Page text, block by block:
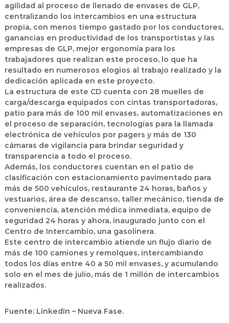
agilidad al proceso de llenado de envases de GLP,
centralizando los intercambios en una estructura
propia, con menos tiempo gastado por los conductores,
ganancias en productividad de los transportistas y las
empresas de GLP, mejor ergonomía para los
trabajadores que realizan este proceso, lo que ha
resultado en numerosos elogios al trabajo realizado y la
dedicación aplicada en este proyecto.
La estructura de este CD cuenta con 28 muelles de
carga/descarga equipados con cintas transportadoras,
patio para más de 100 mil envases, automatizaciones en
el proceso de separación, tecnologías para la llamada
electrónica de vehículos por pagers y más de 130
cámaras de vigilancia para brindar seguridad y
transparencia a todo el proceso.
Además, los conductores cuentan en el patio de
clasificación con estacionamiento pavimentado para
más de 500 vehículos, restaurante 24 horas, baños y
vestuarios, área de descanso, taller mecánico, tienda de
conveniencia, atención médica inmediata, equipo de
seguridad 24 horas y ahora, inaugurado junto con el
Centro de Intercambio, una gasolinera.
Este centro de intercambio atiende un flujo diario de
más de 100 camiones y remolques, intercambiando
todos los días entre 40 a 50 mil envases, y acumulando
solo en el mes de julio, más de 1 millón de intercambios
realizados.
Fuente: LinkedIn – Nueva Fase.